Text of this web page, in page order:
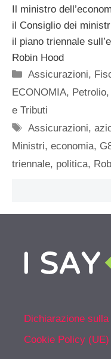
Il ministro
il Consiglio dei
il piano triennale
Robin Hood
Categorie
Assicurazioni,
ECONOMIA, Petrolio,
e Tributi
Tag
Assicurazioni,
Ministri, economia,
triennale, politica,
Dichiarazione
Cookie Policy (UE)